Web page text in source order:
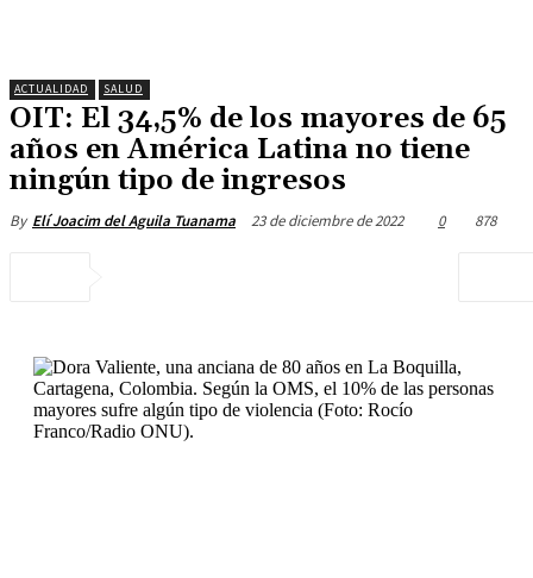
ACTUALIDAD SALUD
OIT: El 34,5% de los mayores de 65
años en América Latina no tiene
ningún tipo de ingresos
By Elí Joacim del Aguila Tuanama 23 de diciembre de 2022 0 878